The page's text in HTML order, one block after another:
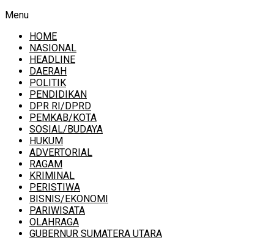
Menu
HOME
NASIONAL
HEADLINE
DAERAH
POLITIK
PENDIDIKAN
DPR RI/DPRD
PEMKAB/KOTA
SOSIAL/BUDAYA
HUKUM
ADVERTORIAL
RAGAM
KRIMINAL
PERISTIWA
BISNIS/EKONOMI
PARIWISATA
OLAHRAGA
GUBERNUR SUMATERA UTARA